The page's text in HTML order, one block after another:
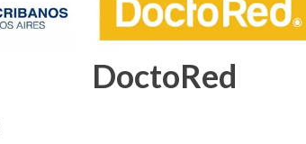
DoctoRed